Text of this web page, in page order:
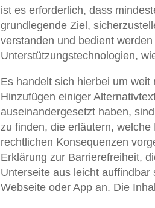
ist es erforderlich, dass
grundlegende Ziel,
verstanden und bedient
Unterstützungstechnologien,
Es handelt sich hierbei um
Hinzufügen einiger
auseinandergesetzt haben,
zu finden, die erläutern,
rechtlichen Konsequenzen
Erklärung zur Barrierefreiheit,
Unterseite aus leicht
Webseite oder App an. Die